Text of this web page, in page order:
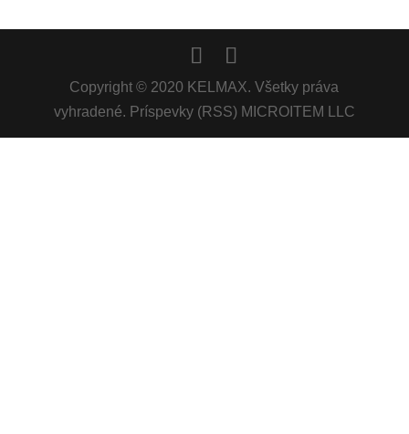
Copyright © 2020 KELMAX. Všetky práva
vyhradené. Príspevky (RSS) MICROITEM LLC